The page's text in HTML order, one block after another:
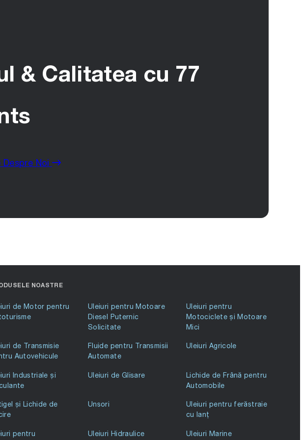
& Calitatea cu 77
Noi
NOASTRE
de Motor pentru
Uleiuri pentru Motoare
Diesel Puternic
Solicitate
Uleiuri pentru
Motociclete și Motoare
Mici
de Transmisie
Autovehicule
Fluide pentru Transmisii
Automate
Uleiuri Agricole
Industriale și
Uleiuri de Glisare
Lichide de Frână pentru
Automobile
și Lichide de
Unsori
Uleiuri pentru ferăstraie
cu lanț
pentru
Uleiuri Hidraulice Uleiuri Marine